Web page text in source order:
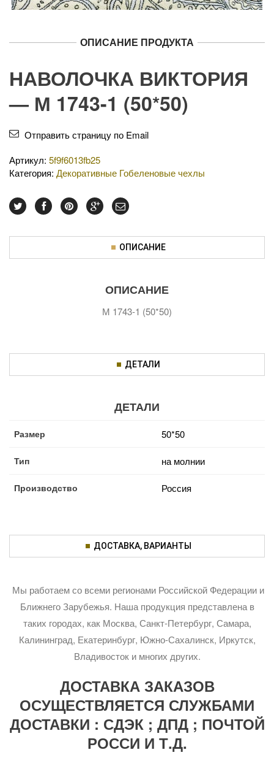
ОПИСАНИЕ ПРОДУКТА
НАВОЛОЧКА ВИКТОРИЯ
— М 1743-1 (50*50)
Отправить страницу по Email
Артикул: 5f9f6013fb25
Категория: Декоративные Гобеленовые чехлы
ОПИСАНИЕ
ОПИСАНИЕ
М 1743-1 (50*50)
ДЕТАЛИ
ДЕТАЛИ
Размер 50*50
Тип на молнии
Производство Россия
ДОСТАВКА, ВАРИАНТЫ
Мы работаем со всеми регионами Российской Федерации и
Ближнего Зарубежья. Наша продукция представлена в
таких городах, как Москва, Санкт-Петербург, Самара,
Калининград, Екатеринбург, Южно-Сахалинск, Иркутск,
Владивосток и многих других.
ДОСТАВКА ЗАКАЗОВ
ОСУЩЕСТВЛЯЕТСЯ СЛУЖБАМИ
ДОСТАВКИ : СДЭК ; ДПД ; ПОЧТОЙ
РОССИ И Т.Д.